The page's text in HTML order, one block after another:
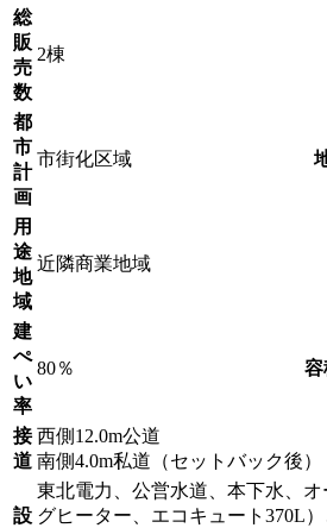
総
販
売
数
2棟
都
市
計
画
市街化区域
用
途
地
域
近隣商業地域
建
ぺ
い
率
80％ 容
接
道
西側12.0m公道
南側4.0m私道（セットバック後）
設
東北電力、公営水道、本下水、
グヒーター、エコキュート370L